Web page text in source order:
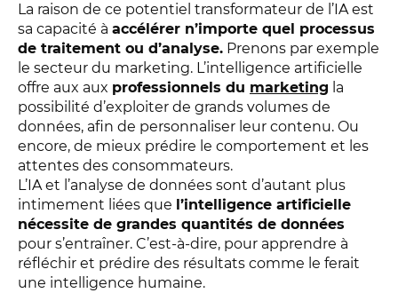
La raison de ce potentiel transformateur de l’IA est
sa capacité à accélérer n’importe quel processus
de traitement ou d’analyse. Prenons par exemple
le secteur du marketing. L’intelligence artificielle
offre aux aux professionnels du marketing la
possibilité d’exploiter de grands volumes de
données, afin de personnaliser leur contenu. Ou
encore, de mieux prédire le comportement et les
attentes des consommateurs.
L’IA et l’analyse de données sont d’autant plus
intimement liées que l’intelligence artificielle
nécessite de grandes quantités de données
pour s’entraîner. C’est-à-dire, pour apprendre à
réfléchir et prédire des résultats comme le ferait
une intelligence humaine.